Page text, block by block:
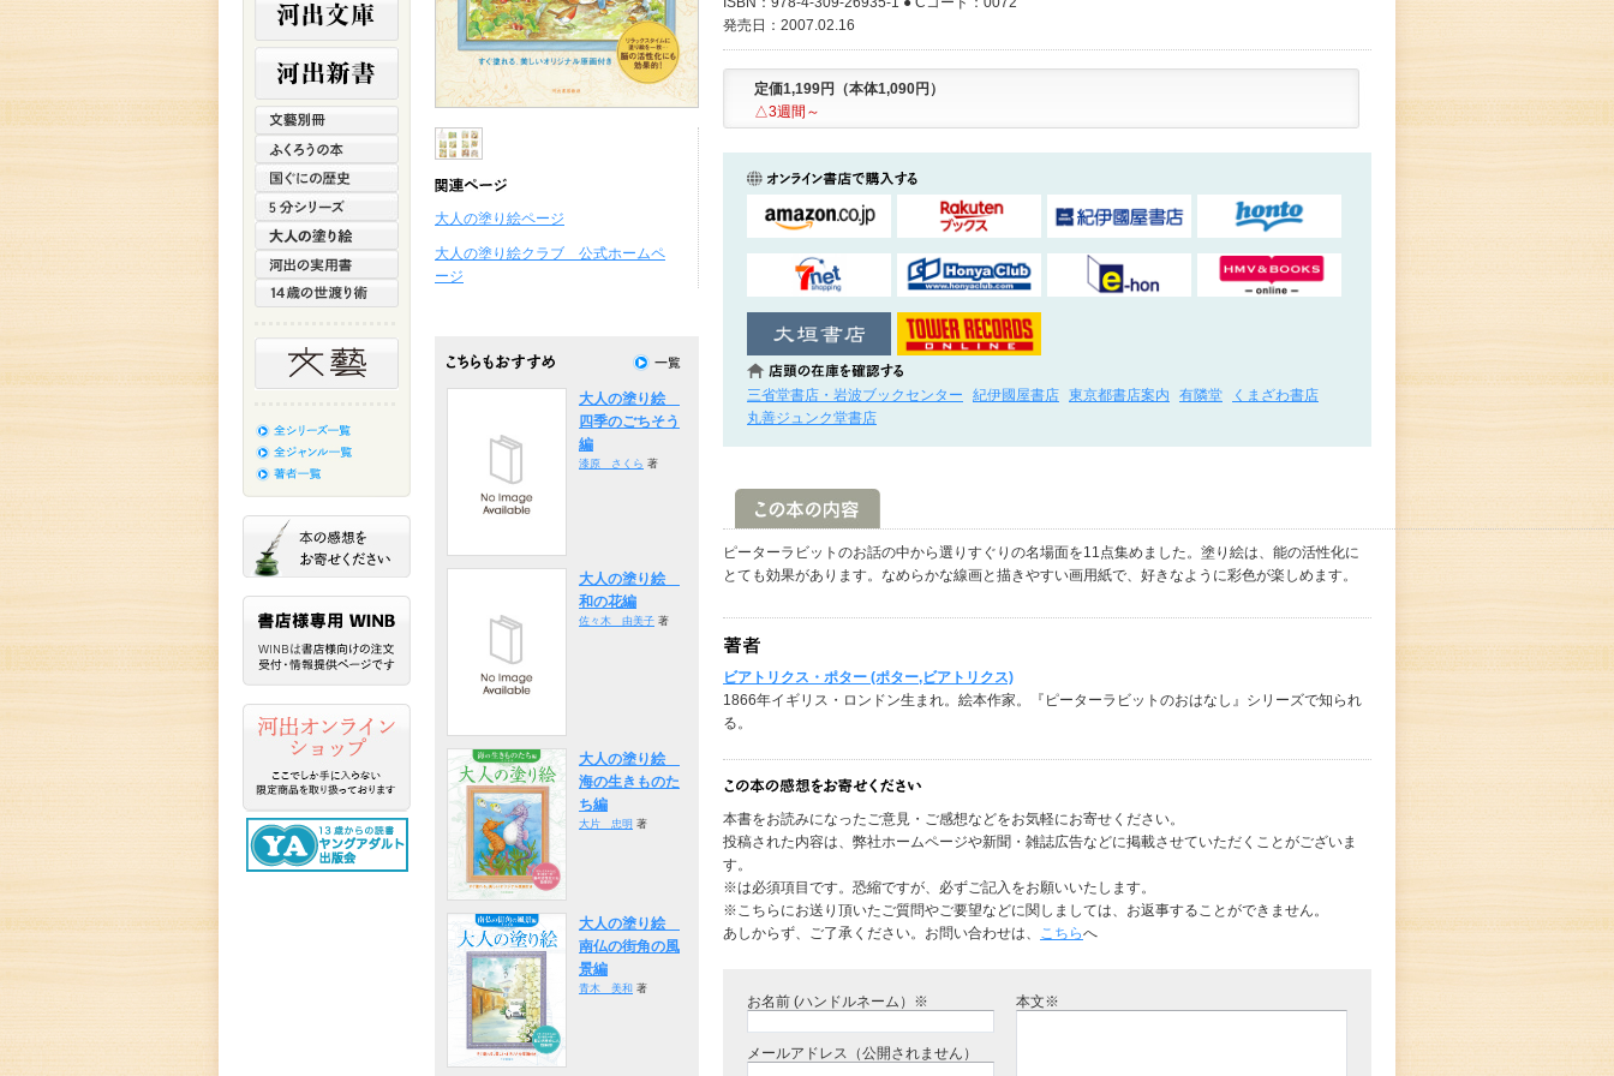
発売日：2007.02.16
定価1,199円（本体1,090円）
△3週間～
三省堂書店・岩波ブックセンター 紀伊國屋書店 東京都書店案内 有隣堂
くまざわ書店
丸善ジュンク堂書店
ピーターラビットのお話の中から選りすぐりの名場面を11点集めました。塗り絵は、能の活性化に
とても効果があります。なめらかな線画と描きやすい画用紙で、好きなように彩色が楽しめます。
ビアトリクス・ポター (ポター,ビアトリクス)
1866年イギリス・ロンドン生まれ。絵本作家。『ピーターラビットのおはなし』シリーズで知られ
る。
本書をお読みになったご意見・ご感想などをお気軽にお寄せください。
投稿された内容は、弊社ホームページや新聞・雑誌広告などに掲載させていただくことがございま
す。
※は必須項目です。恐縮ですが、必ずご記入をお願いいたします。
※こちらにお送り頂いたご質問やご要望などに関しましては、お返事することができません。
あしからず、ご了承ください。お問い合わせは、 こちらへ
お名前 (ハンドルネーム）※
メールアドレス（公開されません）
本文※
大人の塗り絵ページ
大人の塗り絵クラブ 公式ホームペ
ージ
大人の塗り絵
四季のごちそう
編
漆原 さくら 著
大人の塗り絵
和の花編
佐々木 由美子 著
大人の塗り絵
海の生きものた
ち編
大片 忠明 著
大人の塗り絵
南仏の街角の風
景編
青木 美和 著